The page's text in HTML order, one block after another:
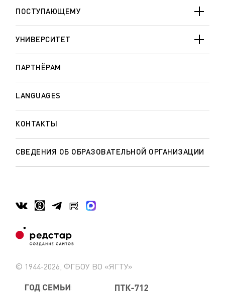
ПОСТУПАЮЩЕМУ
УНИВЕРСИТЕТ
ПАРТНЁРАМ
LANGUAGES
КОНТАКТЫ
СВЕДЕНИЯ ОБ ОБРАЗОВАТЕЛЬНОЙ ОРГАНИЗАЦИИ
© 1944-2026, ФГБОУ ВО «ЯГТУ»